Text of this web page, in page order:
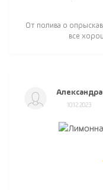
От полива о
все
Александра
10.12.2023